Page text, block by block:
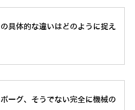
具体的な違いはどのように捉え
ーグ、そうでない完全に機械の